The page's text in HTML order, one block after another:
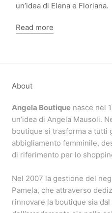
un’idea di Elena e
Read more
About
Angela Boutique nasce nel
un’idea di Angela Mausoli.
boutique si trasforma a tutti
abbigliamento femminile,
di riferimento per lo
Nel 2007 la gestione del
Pamela, che attraverso
rinnovare la boutique sia